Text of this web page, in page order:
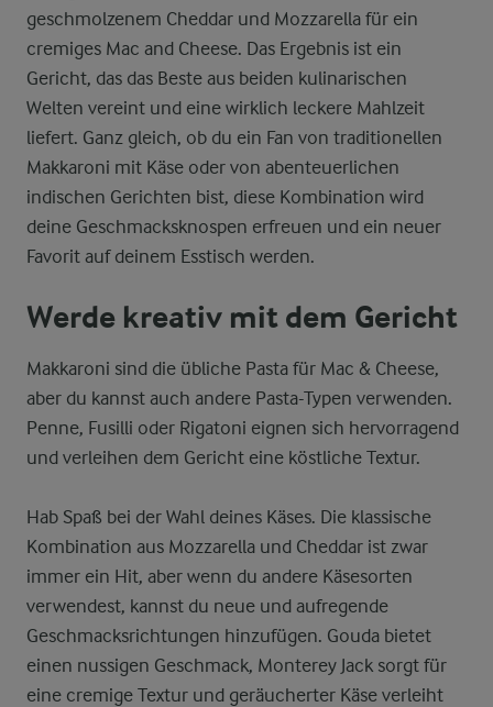
geschmolzenem Cheddar und Mozzarella für ein
cremiges Mac and Cheese. Das Ergebnis ist ein
Gericht, das das Beste aus beiden kulinarischen
Welten vereint und eine wirklich leckere Mahlzeit
liefert. Ganz gleich, ob du ein Fan von traditionellen
Makkaroni mit Käse oder von abenteuerlichen
indischen Gerichten bist, diese Kombination wird
deine Geschmacksknospen erfreuen und ein neuer
Favorit auf deinem Esstisch werden.
Werde kreativ mit dem Gericht
Makkaroni sind die übliche Pasta für Mac & Cheese,
aber du kannst auch andere Pasta-Typen verwenden.
Penne, Fusilli oder Rigatoni eignen sich hervorragend
und verleihen dem Gericht eine köstliche Textur.
Hab Spaß bei der Wahl deines Käses. Die klassische
Kombination aus Mozzarella und Cheddar ist zwar
immer ein Hit, aber wenn du andere Käsesorten
verwendest, kannst du neue und aufregende
Geschmacksrichtungen hinzufügen. Gouda bietet
einen nussigen Geschmack, Monterey Jack sorgt für
eine cremige Textur und geräucherter Käse verleiht